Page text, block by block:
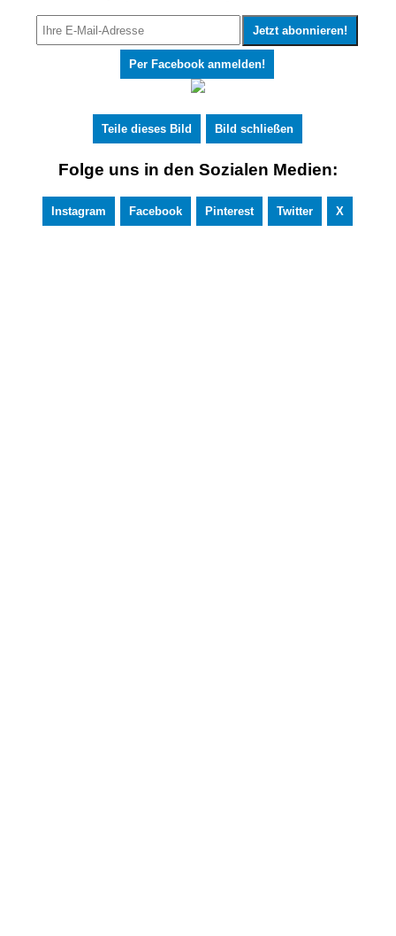
Per Facebook anmelden!
Teile dieses Bild Bild schließen
Folge uns in den Sozialen Medien:
Instagram Facebook Pinterest Twitter X